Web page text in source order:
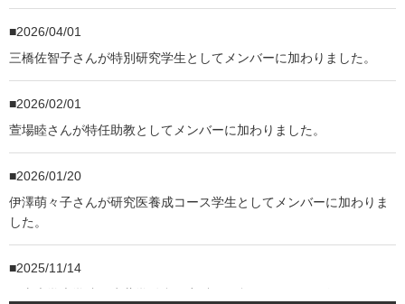
2026/04/01
三橋佐智子さんが特別研究学生としてメンバーに加わりました。
2026/02/01
萱場睦さんが特任助教としてメンバーに加わりました。
2026/01/20
伊澤萌々子さんが研究医養成コース学生としてメンバーに加わりま
した。
2025/11/14